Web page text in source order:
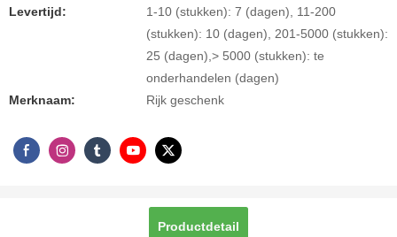
Levertijd:
1-10 (stukken): 7 (dagen), 11-200
(stukken): 10 (dagen), 201-5000 (stukken):
25 (dagen),> 5000 (stukken): te
onderhandelen (dagen)
Merknaam:
Rijk geschenk
Productdetail